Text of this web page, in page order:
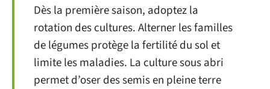
Dès la première saison, adoptez la
rotation des cultures. Alterner les familles
de légumes protège la fertilité du sol et
limite les maladies. La culture sous abri
permet d’oser des semis en pleine terre